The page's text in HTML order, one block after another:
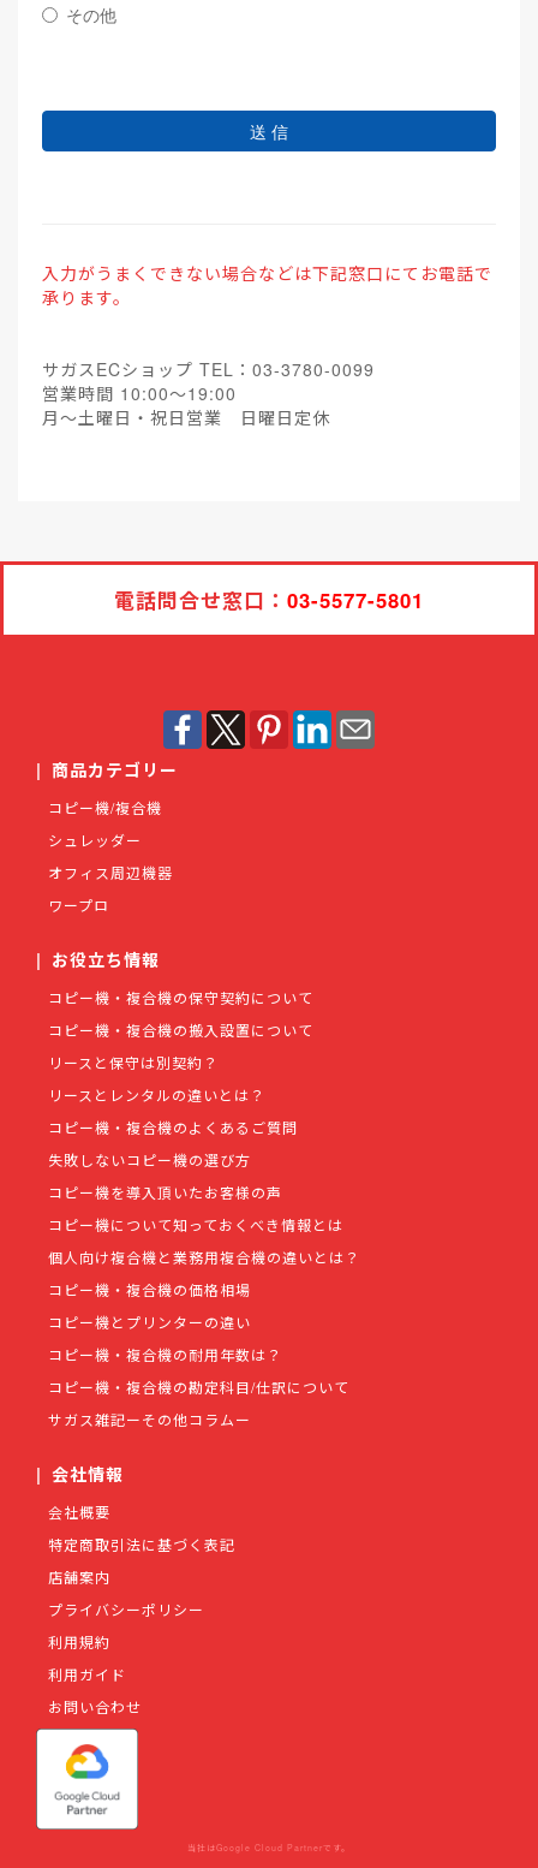
その他
送 信
入力がうまくできない場合などは下記窓口にてお電話で
承ります。
サガスECショップ TEL：03-3780-0099
営業時間 10:00～19:00
月～土曜日・祝日営業 日曜日定休
電話問合せ窓口： 03-5577-5801
| 商品カテゴリー
コピー機/複合機
シュレッダー
オフィス周辺機器
ワープロ
| お役立ち情報
コピー機・複合機の保守契約について
コピー機・複合機の搬入設置について
リースと保守は別契約？
リースとレンタルの違いとは？
コピー機・複合機のよくあるご質問
失敗しないコピー機の選び方
コピー機を導入頂いたお客様の声
コピー機について知っておくべき情報とは
個人向け複合機と業務用複合機の違いとは？
コピー機・複合機の価格相場
コピー機とプリンターの違い
コピー機・複合機の耐用年数は？
コピー機・複合機の勘定科目/仕訳について
サガス雑記ーその他コラムー
| 会社情報
会社概要
特定商取引法に基づく表記
店舗案内
プライバシーポリシー
利用規約
利用ガイド
お問い合わせ
当社はGoogle Cloud Partnerです。